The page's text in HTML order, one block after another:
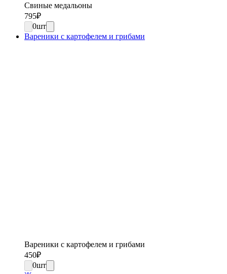
Свиные медальоны
795₽
0шт
Вареники с картофелем и грибами
Вареники с картофелем и грибами
450₽
0шт